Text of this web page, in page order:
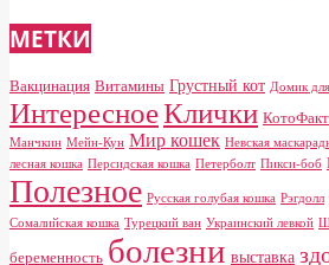
МЕТКИ
Вакцинация Витамины Грустный кот Домик
ИнтересноеКлички
Манчкин Мейн-Кун Мир кошек Невская
лесная кошка Персидская кошка Петерболт Пикси-боб
Полезное Русская голубая кошка Рэгдолл
Сомалийская кошка Турецкий ван Украинский левкой
беременность болезни выставка